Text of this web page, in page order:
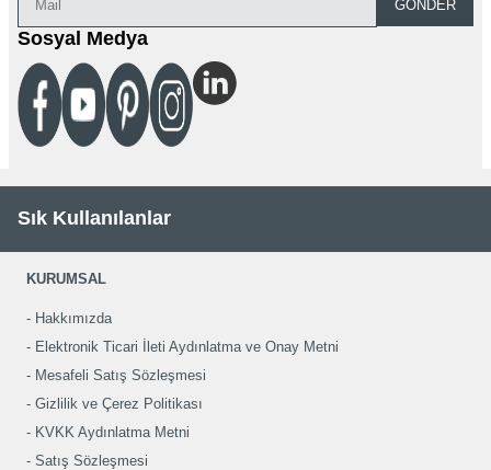
GÖNDER
Sosyal Medya
Sık Kullanılanlar
KURUMSAL
Hakkımızda
Elektronik Ticari İleti Aydınlatma ve Onay Metni
Mesafeli Satış Sözleşmesi
Gizlilik ve Çerez Politikası
KVKK Aydınlatma Metni
Satış Sözleşmesi